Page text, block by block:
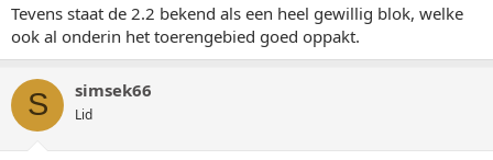
Tevens staat de 2.2 bekend als een heel gewillig blok, welke
ook al onderin het toerengebied goed oppakt.
S simsek66
Lid